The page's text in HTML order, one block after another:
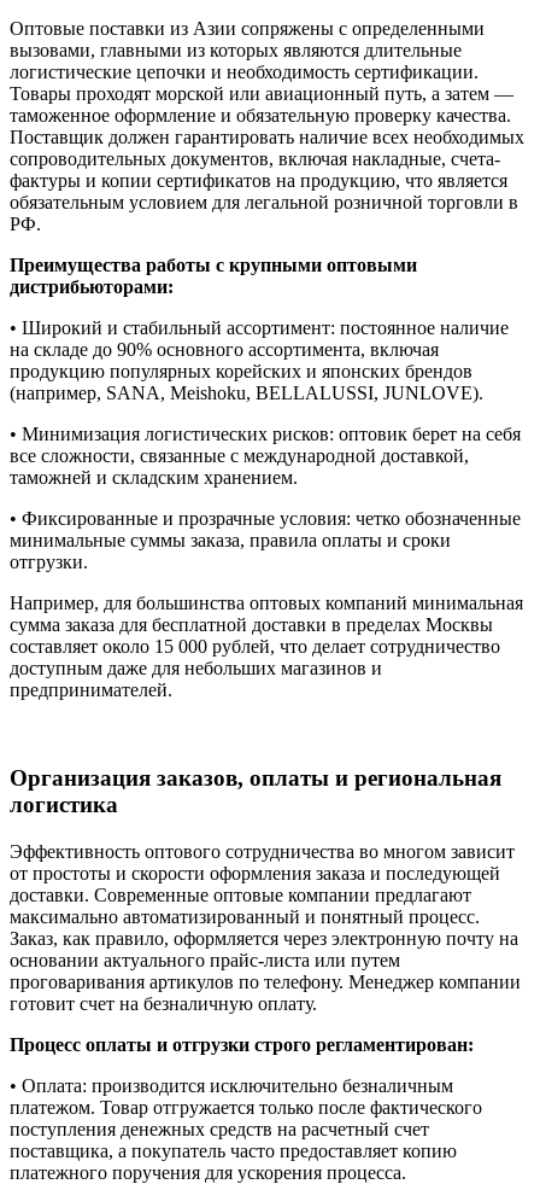
Оптовые поставки из Азии сопряжены с определенными
вызовами, главными из которых являются длительные
логистические цепочки и необходимость сертификации.
Товары проходят морской или авиационный путь, а затем —
таможенное оформление и обязательную проверку качества.
Поставщик должен гарантировать наличие всех необходимых
сопроводительных документов, включая накладные, счета-
фактуры и копии сертификатов на продукцию, что является
обязательным условием для легальной розничной торговли в
РФ.
Преимущества работы с крупными оптовыми
дистрибьюторами:
• Широкий и стабильный ассортимент: постоянное наличие
на складе до 90% основного ассортимента, включая
продукцию популярных корейских и японских брендов
(например, SANA, Meishoku, BELLALUSSI, JUNLOVE).
• Минимизация логистических рисков: оптовик берет на себя
все сложности, связанные с международной доставкой,
таможней и складским хранением.
• Фиксированные и прозрачные условия: четко обозначенные
минимальные суммы заказа, правила оплаты и сроки
отгрузки.
Например, для большинства оптовых компаний минимальная
сумма заказа для бесплатной доставки в пределах Москвы
составляет около 15 000 рублей, что делает сотрудничество
доступным даже для небольших магазинов и
предпринимателей.
Организация заказов, оплаты и региональная
логистика
Эффективность оптового сотрудничества во многом зависит
от простоты и скорости оформления заказа и последующей
доставки. Современные оптовые компании предлагают
максимально автоматизированный и понятный процесс.
Заказ, как правило, оформляется через электронную почту на
основании актуального прайс-листа или путем
проговаривания артикулов по телефону. Менеджер компании
готовит счет на безналичную оплату.
Процесс оплаты и отгрузки строго регламентирован:
• Оплата: производится исключительно безналичным
платежом. Товар отгружается только после фактического
поступления денежных средств на расчетный счет
поставщика, а покупатель часто предоставляет копию
платежного поручения для ускорения процесса.